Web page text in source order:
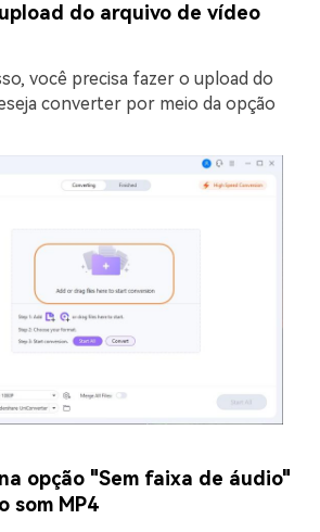
upload do arquivo de vídeo
você precisa fazer o upload do
converter por meio da opção
opção "Sem faixa de áudio"
som MP4